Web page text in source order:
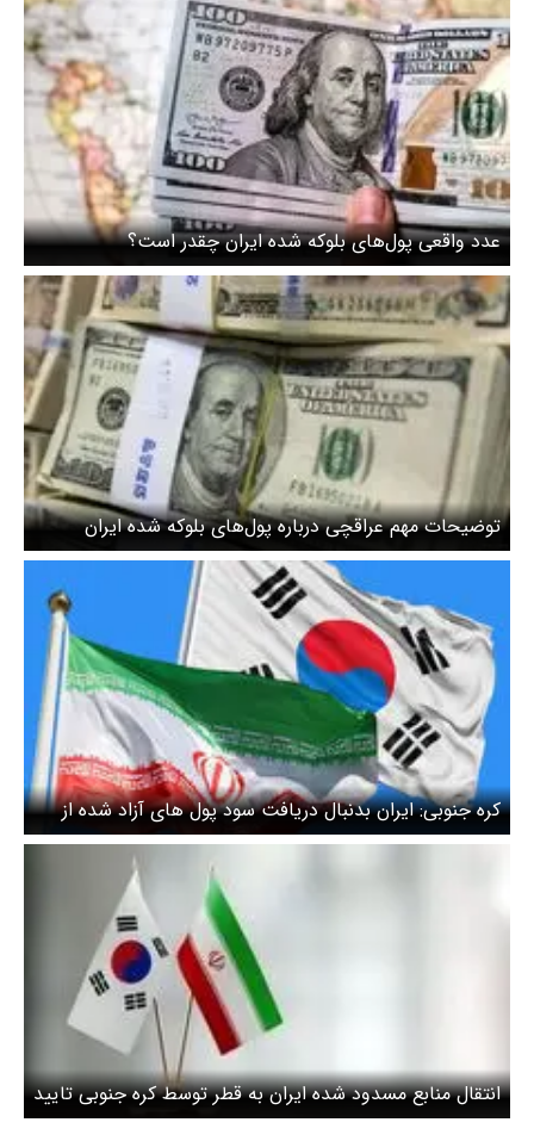
عدد واقعی پول‌های بلوکه شده ایران چقدر است؟
توضیحات مهم عراقچی درباره پول‌های بلوکه شده ایران
کره جنوبی: ایران بدنبال دریافت سود پول های آزاد شده از
سئول است
انتقال منابع مسدود شده ایران به قطر توسط کره جنوبی تایید
شد